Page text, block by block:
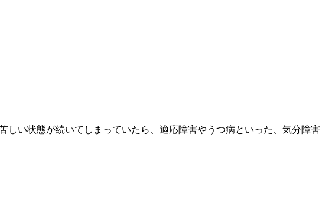
い状態が続いてしまっていたら、 適応障害やうつ病といった、気分障害